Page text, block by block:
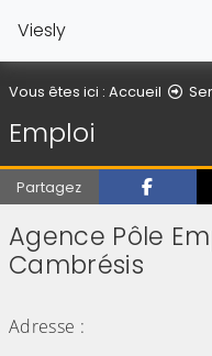
Viesly
Vous êtes ici : Accueil
Emploi
Partagez
Agence Pôle
Cambrésis
Adresse :